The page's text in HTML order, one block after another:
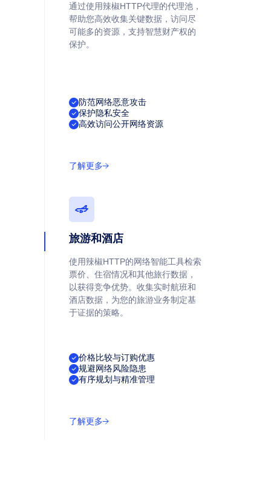
通过使用辣椒HTTP代理的代理池，
帮助您高效收集关键数据，访问尽
可能多的资源，支持智慧财产权的
保护。
防范网络恶意攻击
保护隐私安全
高效访问公开网络资源
了解更多
旅游和酒店
使用辣椒HTTP的网络智能工具检索
票价、住宿情况和其他旅行数据，
以获得竞争优势。收集实时航班和
酒店数据，为您的旅游业务制定基
于证据的策略。
价格比较与订购优惠
规避网络风险隐患
有序规划与精准管理
了解更多
全域持续稳定网络连接
访问卡顿、延迟等问题。